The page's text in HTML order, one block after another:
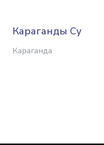
Караганды Су
Караганда